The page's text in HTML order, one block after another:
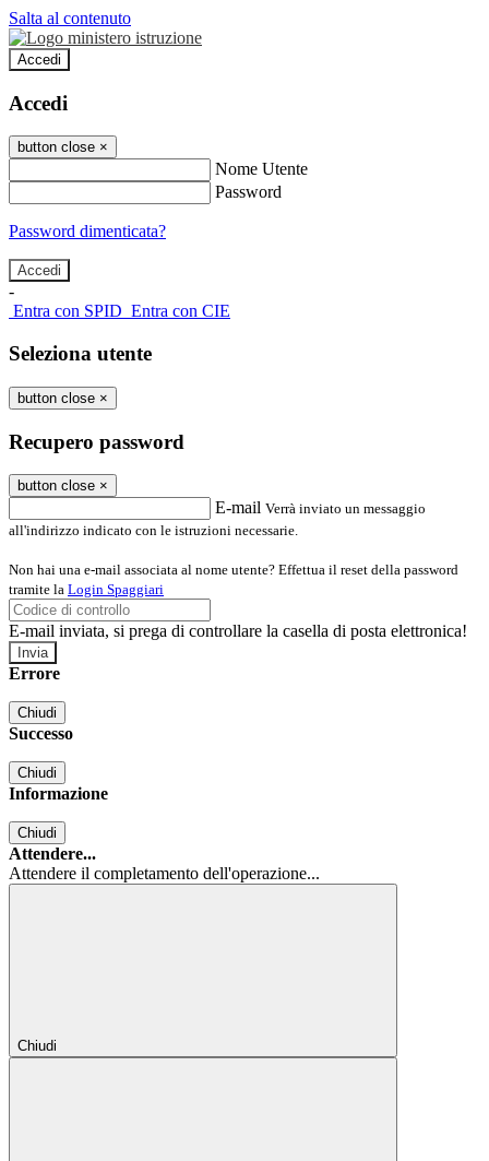
Salta al contenuto
Accedi
Accedi
button close ×
Nome Utente
Password
Password dimenticata?
-
Entra con SPID Entra con CIE
Seleziona utente
button close ×
Recupero password
button close ×
E-mail Verrà inviato un messaggio
all'indirizzo indicato con le istruzioni necessarie.
Non hai una e-mail associata al nome utente? Effettua il reset della password
tramite la Login Spaggiari
E-mail inviata, si prega di controllare la casella di posta elettronica!
Errore
Chiudi
Successo
Chiudi
Informazione
Chiudi
Attendere...
Attendere il completamento dell'operazione...
Chiudi